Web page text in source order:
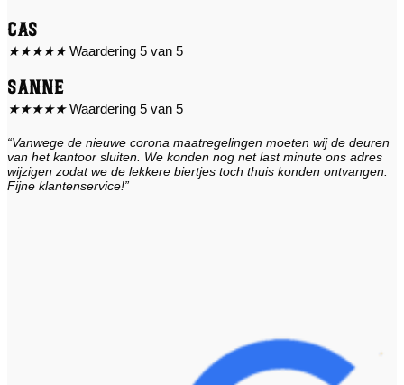
Cas
★★★★★ Waardering 5 van 5
Sanne
★★★★★ Waardering 5 van 5
“Vanwege de nieuwe corona maatregelingen moeten wij de deuren
van het kantoor sluiten. We konden nog net last minute ons adres
wijzigen zodat we de lekkere biertjes toch thuis konden ontvangen.
Fijne klantenservice!”